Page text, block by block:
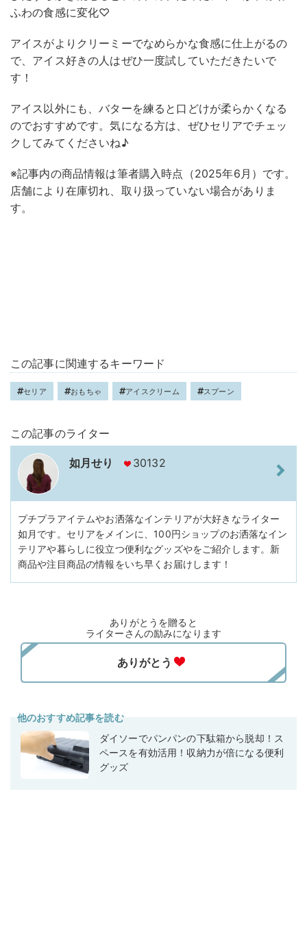
ふわの食感に変化♡
アイスがよりクリーミーでなめらかな食感に仕上がるの
で、アイス好きの人はぜひ一度試していただきたいで
す！
アイス以外にも、バターを練ると口どけが柔らかくなる
のでおすすめです。気になる方は、ぜひセリアでチェッ
クしてみてくださいね♪
※記事内の商品情報は筆者購入時点（2025年6月）です。
店舗により在庫切れ、取り扱っていない場合がありま
す。
この記事に関連するキーワード
セリア おもちゃ アイスクリーム スプーン
この記事のライター
如月せり 30132
プチプラアイテムやお洒落なインテリアが大好きなライター
如月です。セリアをメインに、100円ショップのお洒落なイン
テリアや暮らしに役立つ便利なグッズやをご紹介します。新
商品や注目商品の情報をいち早くお届けします！
ありがとうを贈ると
ライターさんの励みになります
他のおすすめ記事を読む
ダイソーでパンパンの下駄箱から脱却！ス
ペースを有効活用！収納力が倍になる便利
グッズ